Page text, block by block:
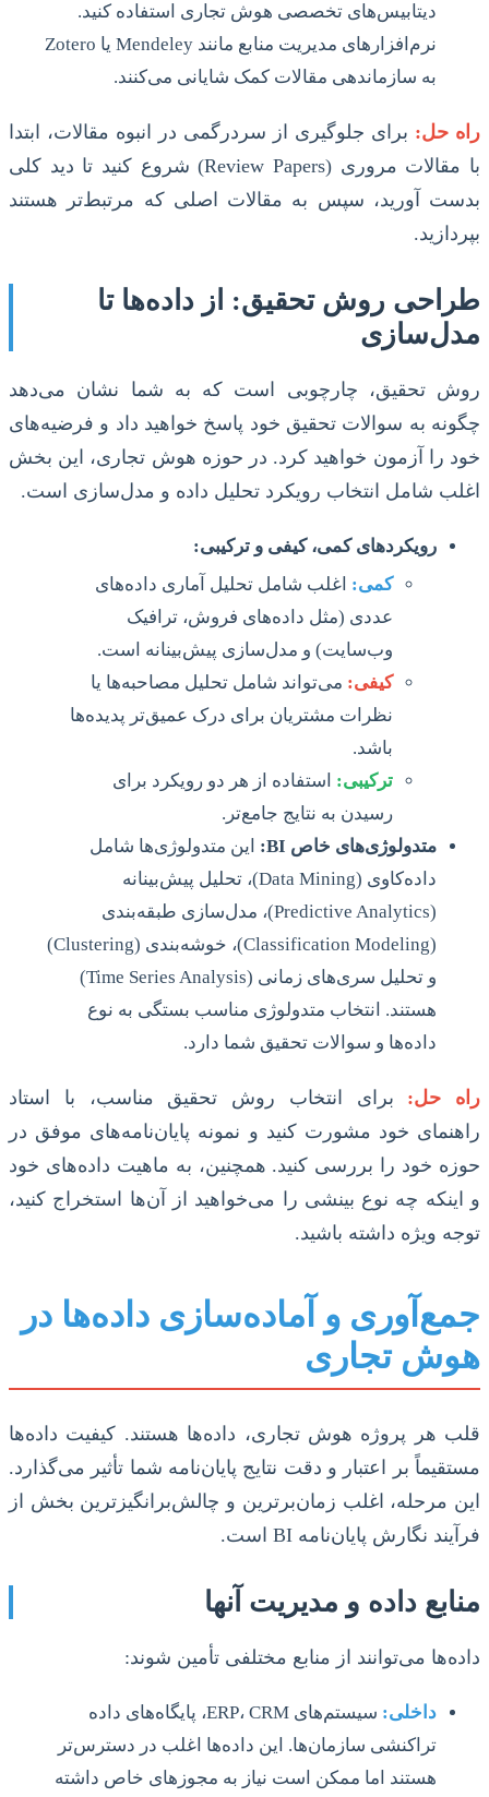
دیتابیس‌های تخصصی هوش تجاری استفاده کنید.
نرم‌افزارهای مدیریت منابع مانند Mendeley یا Zotero
به سازماندهی مقالات کمک شایانی می‌کنند.
راه حل: برای جلوگیری از سردرگمی در انبوه مقالات، ابتدا
با مقالات مروری (Review Papers) شروع کنید تا دید کلی
بدست آورید، سپس به مقالات اصلی که مرتبط‌تر هستند
بپردازید.
طراحی روش تحقیق: از داده‌ها تا
مدل‌سازی
روش تحقیق، چارچوبی است که به شما نشان می‌دهد
چگونه به سوالات تحقیق خود پاسخ خواهید داد و فرضیه‌های
خود را آزمون خواهید کرد. در حوزه هوش تجاری، این بخش
اغلب شامل انتخاب رویکرد تحلیل داده و مدل‌سازی است.
رویکردهای کمی، کیفی و ترکیبی:
کمی: اغلب شامل تحلیل آماری داده‌های
عددی (مثل داده‌های فروش، ترافیک
وب‌سایت) و مدل‌سازی پیش‌بینانه است.
کیفی: می‌تواند شامل تحلیل مصاحبه‌ها یا
نظرات مشتریان برای درک عمیق‌تر پدیده‌ها
باشد.
ترکیبی: استفاده از هر دو رویکرد برای
رسیدن به نتایج جامع‌تر.
متدولوژی‌های خاص BI:
این متدولوژی‌ها شامل
داده‌کاوی (Data Mining)، تحلیل پیش‌بینانه
(Predictive Analytics)، مدل‌سازی طبقه‌بندی
(Classification Modeling)، خوشه‌بندی (Clustering)
و تحلیل سری‌های زمانی (Time Series Analysis)
هستند. انتخاب متدولوژی مناسب بستگی به نوع
داده‌ها و سوالات تحقیق شما دارد.
راه حل: برای انتخاب روش تحقیق مناسب، با استاد
راهنمای خود مشورت کنید و نمونه پایان‌نامه‌های موفق در
حوزه خود را بررسی کنید. همچنین، به ماهیت داده‌های خود
و اینکه چه نوع بینشی را می‌خواهید از آن‌ها استخراج کنید،
توجه ویژه داشته باشید.
جمع‌آوری و آماده‌سازی داده‌ها در
هوش تجاری
قلب هر پروژه هوش تجاری، داده‌ها هستند. کیفیت داده‌ها
مستقیماً بر اعتبار و دقت نتایج پایان‌نامه شما تأثیر می‌گذارد.
این مرحله، اغلب زمان‌برترین و چالش‌برانگیزترین بخش از
فرآیند نگارش پایان‌نامه BI است.
منابع داده و مدیریت آنها
داده‌ها می‌توانند از منابع مختلفی تأمین شوند:
داخلی:
سیستم‌های ERP، CRM، پایگاه‌های داده
تراکنشی سازمان‌ها. این داده‌ها اغلب در دسترس‌تر
هستند اما ممکن است نیاز به مجوزهای خاص داشته